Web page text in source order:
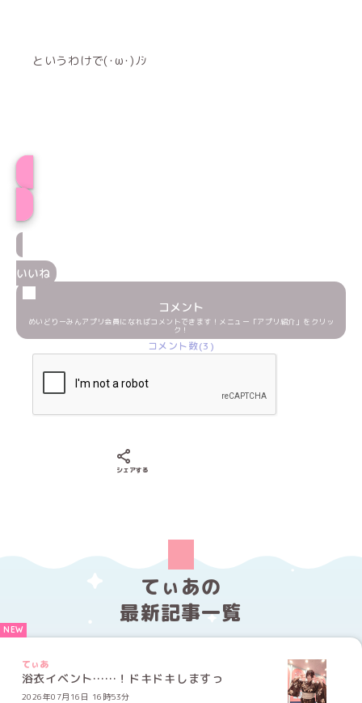
というわけで(･ω･)ﾉｼ
いいね
コメント
めいどりーみんアプリ会員になればコメントできます！メニュー「アプリ紹介」をクリッ
ク！
コメント数(3)
シェアする
てぃあの
最新記事一覧
てぃあ
浴衣イベント……！ドキドキしますっ
2026年07月16日 16時53分